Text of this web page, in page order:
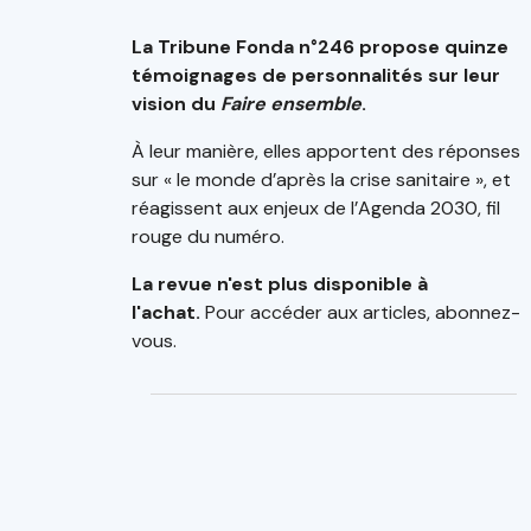
La Tribune Fonda n°246 propose quinze
témoignages de personnalités sur leur
vision du Faire ensemble.
À leur manière, elles apportent des réponses
sur « le monde d’après la crise sanitaire », et
réagissent aux enjeux de l’Agenda 2030, fil
rouge du numéro.
La revue n'est plus disponible à
l'achat. Pour accéder aux articles, abonnez-
vous.